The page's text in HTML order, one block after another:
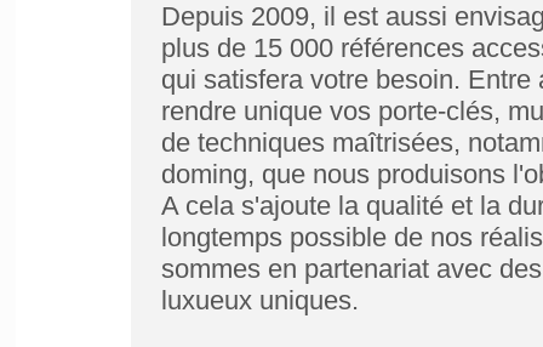
Depuis 2009, il est aussi
plus de 15 000 références
qui satisfera votre besoin.
rendre unique vos porte-clés,
de techniques maîtrisées,
doming, que nous produisons
A cela s'ajoute la qualité et la
longtemps possible de nos
sommes en partenariat avec
luxueux uniques.